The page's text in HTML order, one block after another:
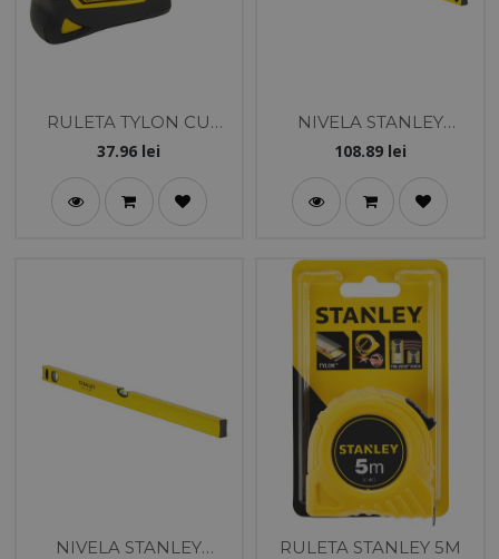
RULETA TYLON CU
PROTECTIE CAUCIUC
37.96 lei
NIVELA STANLEY
CLASSIC 100CM
108.89lei
NIVELA STANLEY
RULETA STANLEY 5M